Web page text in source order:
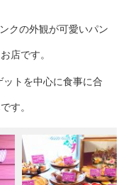
クの外観が可愛いパン
店です。
トを中心に食事に合
す。